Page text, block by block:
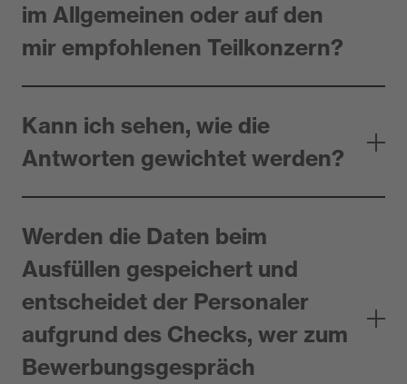
im Allgemeinen oder auf den
mir empfohlenen Teilkonzern?
Kann ich sehen, wie die
Antworten gewichtet werden?
Werden die Daten beim
Ausfüllen gespeichert und
entscheidet der Personaler
aufgrund des Checks, wer zum
Bewerbungsgespräch